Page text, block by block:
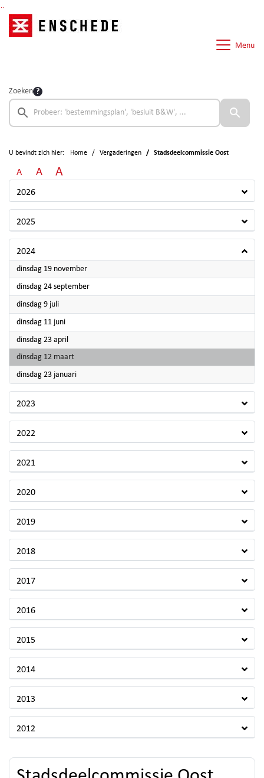
Menu
Zoeken
U bevindt zich hier: Home Vergaderingen Stadsdeelcommissie Oost
A A A
2026
2025
2024
dinsdag 19 november2024
dinsdag 24 september2024
dinsdag 9 juli2024
dinsdag 11 juni2024
dinsdag 23 april
dinsdag 12 maart2024
dinsdag 23 januari2024
2023
2022
2021
2020
2019
2018
2017
2016
2015
2014
2013
2012